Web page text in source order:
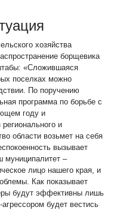
хозяйства
борщевика
«Сложившаяся
поселках можно
По поручению
программа по борьбе с
году и
и
области возьмет на себя
вызывает
муниципалитет –
лицо нашего края, и
Как показывает
будут эффективны лишь
будет вестись